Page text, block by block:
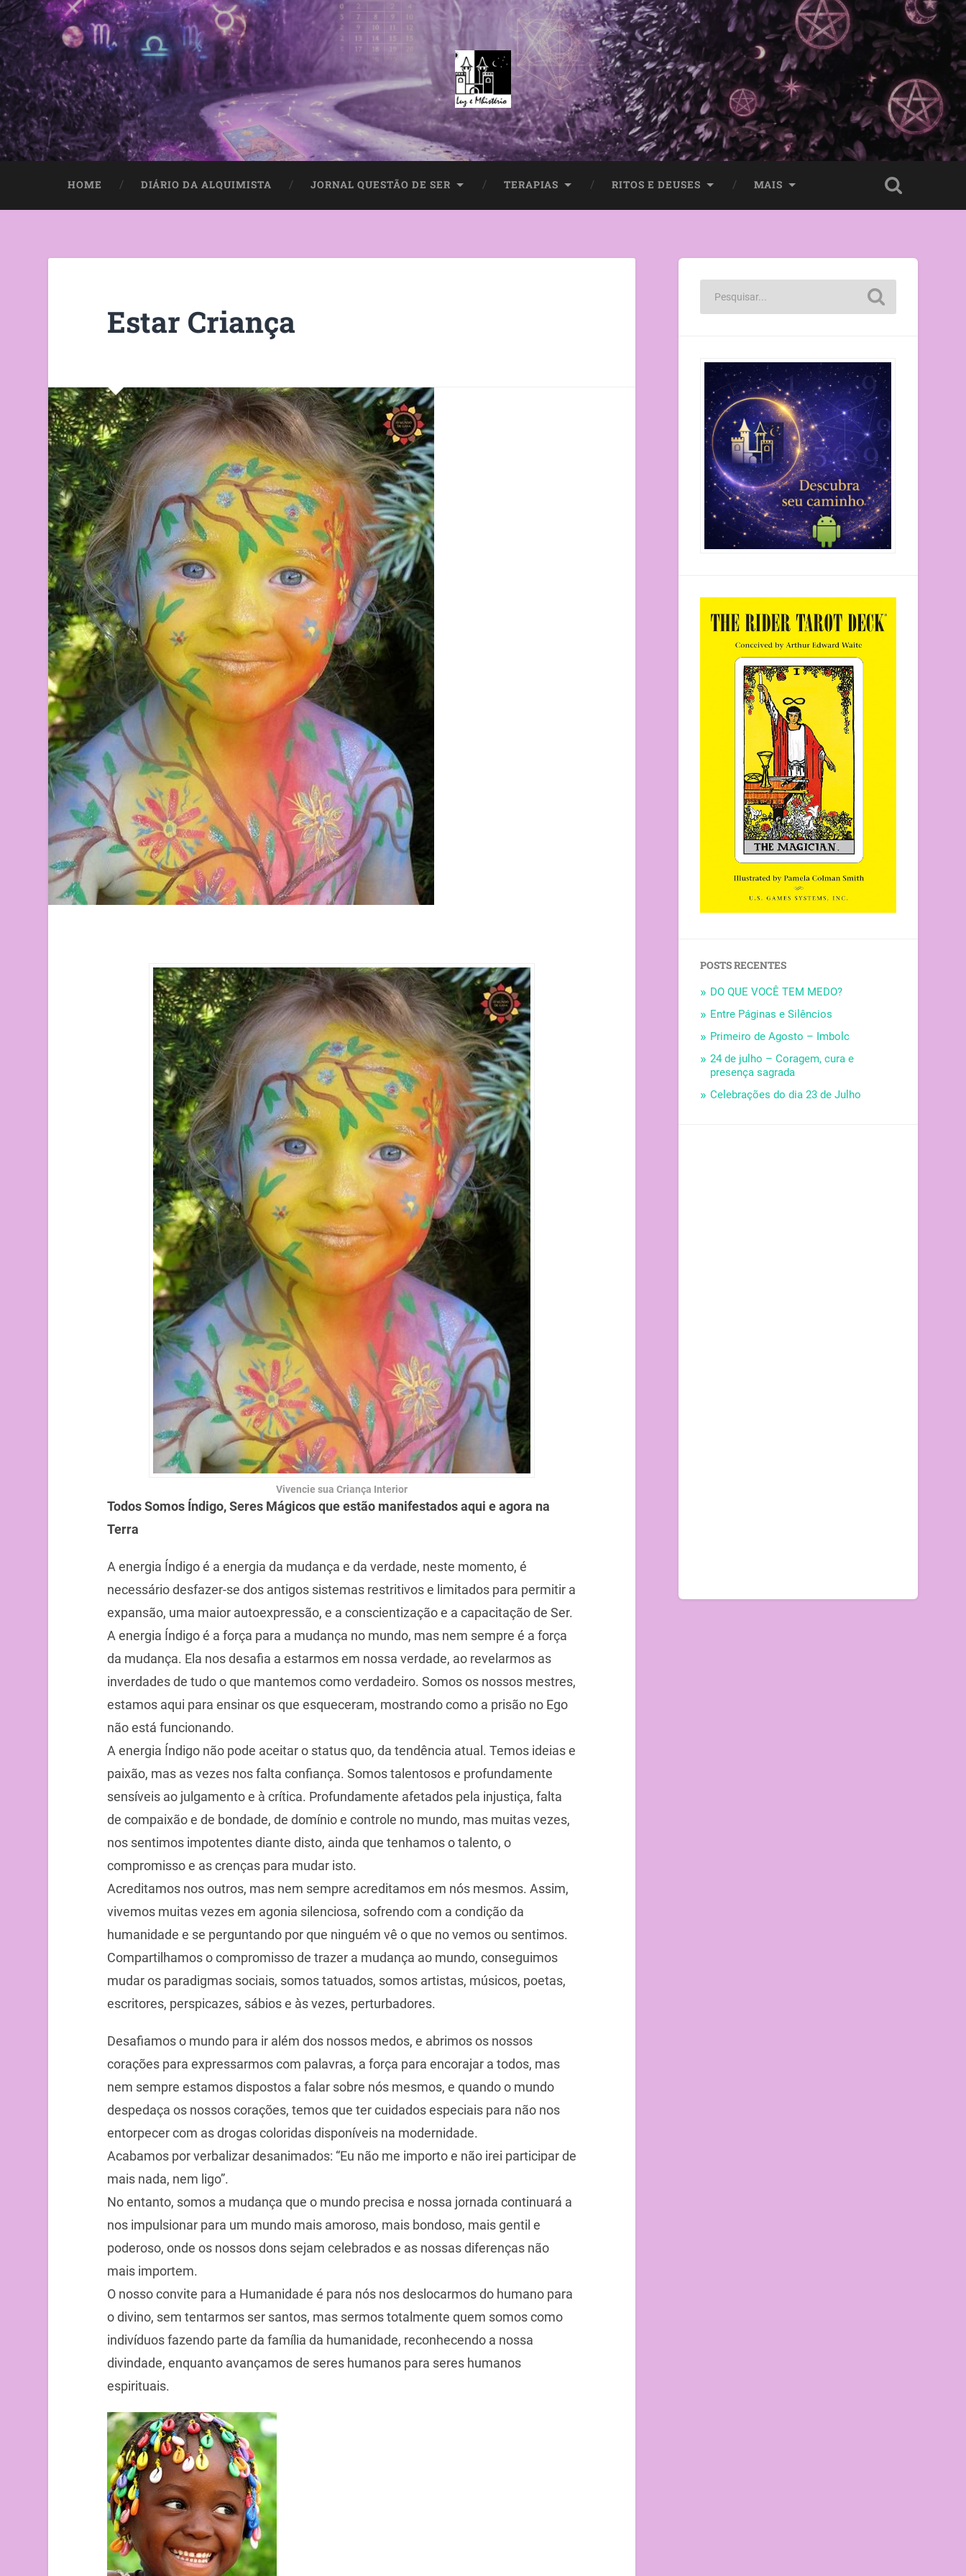
HOME DIÁRIO DA ALQUIMISTA JORNAL QUESTÃO DE SER TERAPIAS RITOS E DEUSES MAIS
Estar Criança
Vivencie sua Criança Interior
Todos Somos Índigo, Seres Mágicos que estão manifestados aqui e agora na
Terra
A energia Índigo é a energia da mudança e da verdade, neste momento, é
necessário desfazer-se dos antigos sistemas restritivos e limitados para permitir a
expansão, uma maior autoexpressão, e a conscientização e a capacitação de Ser.
A energia Índigo é a força para a mudança no mundo, mas nem sempre é a força
da mudança. Ela nos desafia a estarmos em nossa verdade, ao revelarmos as
inverdades de tudo o que mantemos como verdadeiro. Somos os nossos mestres,
estamos aqui para ensinar os que esqueceram, mostrando como a prisão no Ego
não está funcionando.
A energia Índigo não pode aceitar o status quo, da tendência atual. Temos ideias e
paixão, mas as vezes nos falta confiança. Somos talentosos e profundamente
sensíveis ao julgamento e à crítica. Profundamente afetados pela injustiça, falta
de compaixão e de bondade, de domínio e controle no mundo, mas muitas vezes,
nos sentimos impotentes diante disto, ainda que tenhamos o talento, o
compromisso e as crenças para mudar isto.
Acreditamos nos outros, mas nem sempre acreditamos em nós mesmos. Assim,
vivemos muitas vezes em agonia silenciosa, sofrendo com a condição da
humanidade e se perguntando por que ninguém vê o que no vemos ou sentimos.
Compartilhamos o compromisso de trazer a mudança ao mundo, conseguimos
mudar os paradigmas sociais, somos tatuados, somos artistas, músicos, poetas,
escritores, perspicazes, sábios e às vezes, perturbadores.
Desafiamos o mundo para ir além dos nossos medos, e abrimos os nossos
corações para expressarmos com palavras, a força para encorajar a todos, mas
nem sempre estamos dispostos a falar sobre nós mesmos, e quando o mundo
despedaça os nossos corações, temos que ter cuidados especiais para não nos
entorpecer com as drogas coloridas disponíveis na modernidade.
Acabamos por verbalizar desanimados: “Eu não me importo e não irei participar de
mais nada, nem ligo”.
No entanto, somos a mudança que o mundo precisa e nossa jornada continuará a
nos impulsionar para um mundo mais amoroso, mais bondoso, mais gentil e
poderoso, onde os nossos dons sejam celebrados e as nossas diferenças não
mais importem.
O nosso convite para a Humanidade é para nós nos deslocarmos do humano para
o divino, sem tentarmos ser santos, mas sermos totalmente quem somos como
indivíduos fazendo parte da família da humanidade, reconhecendo a nossa
divindade, enquanto avançamos de seres humanos para seres humanos
espirituais.
POSTS RECENTES
DO QUE VOCÊ TEM MEDO?
Entre Páginas e Silêncios
Primeiro de Agosto – Imbolc
24 de julho – Coragem, cura e
presença sagrada
Celebrações do dia 23 de Julho